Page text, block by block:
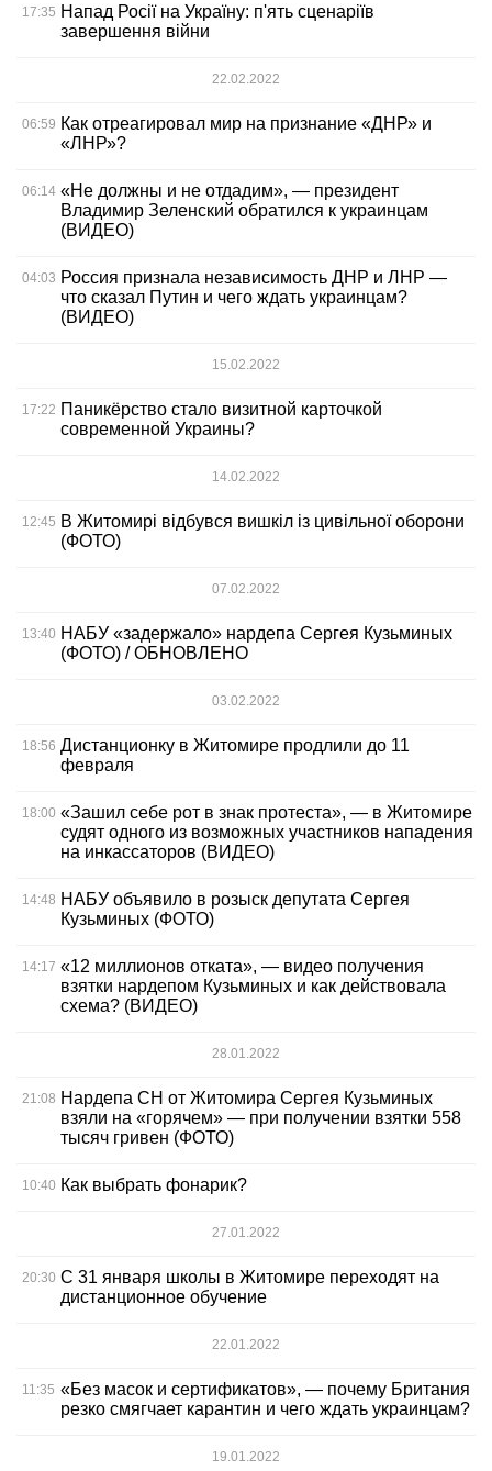
17:35 Напад Росії на Україну: п'ять сценаріїв
завершення війни
22.02.2022
06:59 Как отреагировал мир на признание «ДНР» и
«ЛНР»?
06:14 «Не должны и не отдадим», — президент
Владимир Зеленский обратился к украинцам
(ВИДЕО)
04:03 Россия признала независимость ДНР и ЛНР —
что сказал Путин и чего ждать украинцам?
(ВИДЕО)
15.02.2022
17:22 Паникёрство стало визитной карточкой
современной Украины?
14.02.2022
12:45 В Житомирі відбувся вишкіл із цивільної оборони
(ФОТО)
07.02.2022
13:40 НАБУ «задержало» нардепа Сергея Кузьминых
(ФОТО) / ОБНОВЛЕНО
03.02.2022
18:56 Дистанционку в Житомире продлили до 11
февраля
18:00 «Зашил себе рот в знак протеста», — в Житомире
судят одного из возможных участников нападения
на инкассаторов (ВИДЕО)
14:48 НАБУ объявило в розыск депутата Сергея
Кузьминых (ФОТО)
14:17 «12 миллионов отката», — видео получения
взятки нардепом Кузьминых и как действовала
схема? (ВИДЕО)
28.01.2022
21:08 Нардепа СН от Житомира Сергея Кузьминых
взяли на «горячем» — при получении взятки 558
тысяч гривен (ФОТО)
10:40 Как выбрать фонарик?
27.01.2022
20:30 С 31 января школы в Житомире переходят на
дистанционное обучение
22.01.2022
11:35 «Без масок и сертификатов», — почему Британия
резко смягчает карантин и чего ждать украинцам?
19.01.2022